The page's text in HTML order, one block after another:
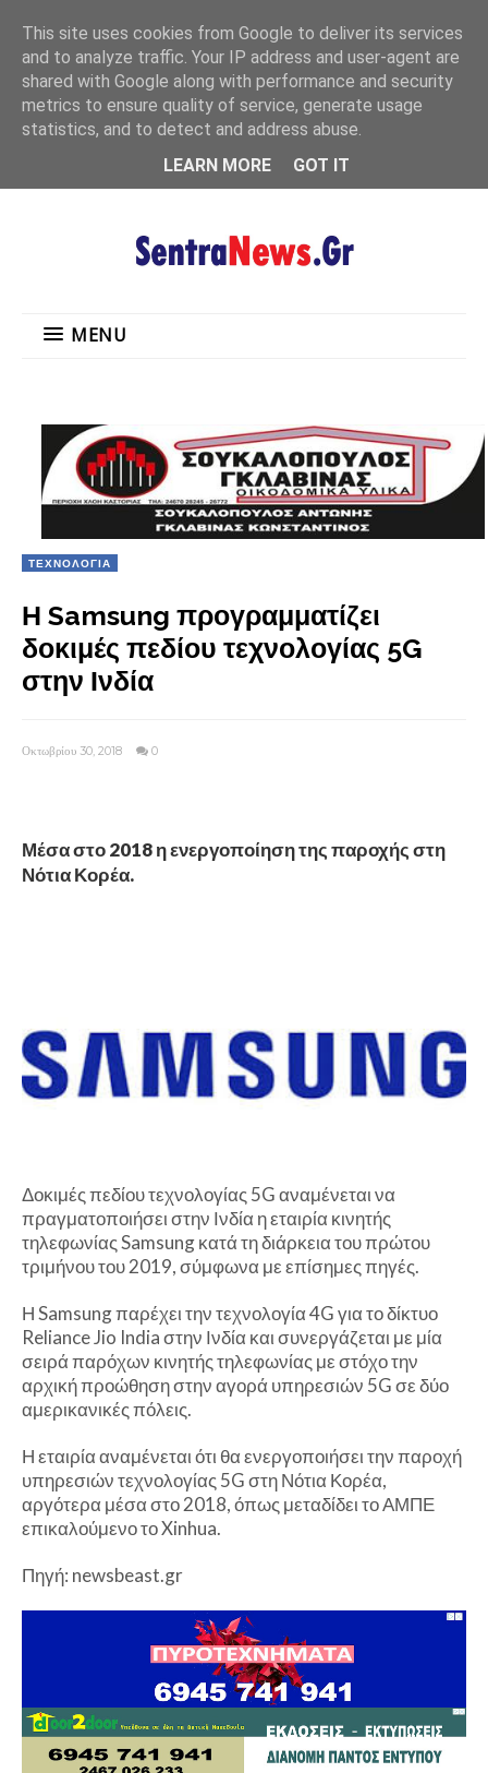
MENU
MENU
ΤΕΧΝΟΛΟΓΙΑ
Η Samsung προγραμματίζει
δοκιμές πεδίου τεχνολογίας 5G
στην Ινδία
Οκτωβρίου 30, 2018 0
Μέσα στο 2018 η ενεργοποίηση της παροχής στη
Νότια Κορέα.
Δοκιμές πεδίου τεχνολογίας 5G αναμένεται να
πραγματοποιήσει στην Ινδία η εταιρία κινητής
τηλεφωνίας Samsung κατά τη διάρκεια του πρώτου
τριμήνου του 2019, σύμφωνα με επίσημες πηγές.
Η Samsung παρέχει την τεχνολογία 4G για το δίκτυο
Reliance Jio India στην Ινδία και συνεργάζεται με μία
σειρά παρόχων κινητής τηλεφωνίας με στόχο την
αρχική προώθηση στην αγορά υπηρεσιών 5G σε δύο
αμερικανικές πόλεις.
Η εταιρία αναμένεται ότι θα ενεργοποιήσει την παροχή
υπηρεσιών τεχνολογίας 5G στη Νότια Κορέα,
αργότερα μέσα στο 2018, όπως μεταδίδει το ΑΜΠΕ
επικαλούμενο το Xinhua.
Πηγή: newsbeast.gr
This site uses cookies from Google to deliver its services
and to analyze traffic. Your IP address and user-agent are
shared with Google along with performance and security
metrics to ensure quality of service, generate usage
statistics, and to detect and address abuse.
LEARN MORE
GOT IT